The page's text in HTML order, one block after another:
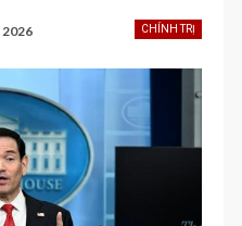
CHÍNH TRỊ
2026